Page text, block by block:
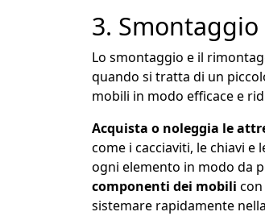
3.
Lo smontaggio e il
quando si tratta di un
mobili in modo efficace e
Acquista o noleggia le
come i cacciaviti, le chiavi e
ogni elemento in modo da
componenti dei mobili
sistemare rapidamente